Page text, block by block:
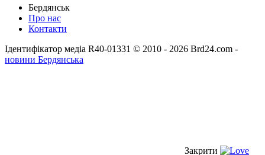
Бердянськ
Про нас
Контакти
Ідентифікатор медіа R40-01331 © 2010 - 2026 Brd24.com -
новини Бердянська
Закрити